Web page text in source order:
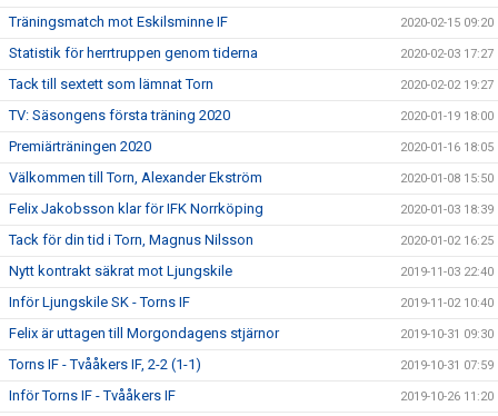
Träningsmatch mot Eskilsminne IF 2020-02-15 09:20
Statistik för herrtruppen genom tiderna 2020-02-03 17:27
Tack till sextett som lämnat Torn 2020-02-02 19:27
TV: Säsongens första träning 2020 2020-01-19 18:00
Premiärträningen 2020 2020-01-16 18:05
Välkommen till Torn, Alexander Ekström 2020-01-08 15:50
Felix Jakobsson klar för IFK Norrköping 2020-01-03 18:39
Tack för din tid i Torn, Magnus Nilsson 2020-01-02 16:25
Nytt kontrakt säkrat mot Ljungskile 2019-11-03 22:40
Inför Ljungskile SK - Torns IF 2019-11-02 10:40
Felix är uttagen till Morgondagens stjärnor 2019-10-31 09:30
Torns IF - Tvååkers IF, 2-2 (1-1) 2019-10-31 07:59
Inför Torns IF - Tvååkers IF 2019-10-26 11:20